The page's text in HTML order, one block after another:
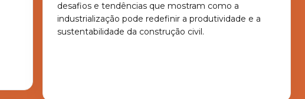
desafios e tendências que mostram como a
industrialização pode redefinir a produtividade e a
sustentabilidade da construção civil.